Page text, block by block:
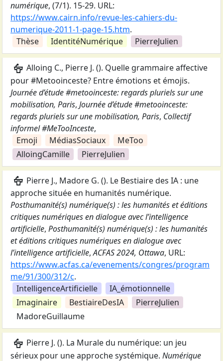
numérique, (7/1). 15-29. URL:
https://www.cairn.info/revue-les-cahiers-du-
numerique-2011-1-page-15.htm.
Thèse
IdentitéNumérique PierreJulien
podium Alloing C., Pierre J. (). Quelle grammaire affective
pour #Metooinceste? Entre émotions et émojis.
Journée d’étude #metooinceste: regards pluriels sur une
mobilisation, Paris, Journée d’étude #metooinceste:
regards pluriels sur une mobilisation, Paris, Collectif
informel #MeTooInceste,
Emoji
MédiasSociaux
MeToo
AlloingCamille
PierreJulien
podium Pierre J., Madore G. (). Le Bestiaire des IA : une
approche située en humanités numérique.
Posthumanité(s) numérique(s) : les humanités et éditions
critiques numériques en dialogue avec l’intelligence
artificielle, Posthumanité(s) numérique(s) : les humanités
et éditions critiques numériques en dialogue avec
l’intelligence artificielle,ACFAS 2024, Ottawa, URL:
https://www.acfas.ca/evenements/congres/program
me/91/300/312/c.
IntelligenceArtificielle
IA_émotionnelle
Imaginaire
BestiaireDesIA
PierreJulien
MadoreGuillaume
podium Pierre J. (). La Murale du numérique: un jeu
sérieux pour une approche systémique. Numérique